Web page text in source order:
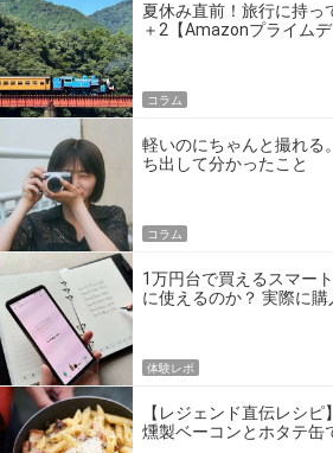
夏休み直前！旅行に持っ
＋2【Amazonプライム
コラム
軽いのにちゃんと撮れる
ち出して分かったこと
コラム
1万円台で買えるスマー
に使えるのか？ 実際に
体験レポ
【レジェンド直伝レシ
燻製ベーコンとホタテ缶